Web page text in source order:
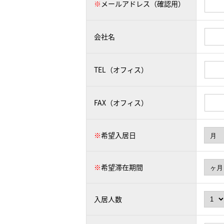
※ メールアドレス（確認用）
会社名
TEL（オフィス）
FAX（オフィス）
※希望入居日
※希望滞在期間
入居人数